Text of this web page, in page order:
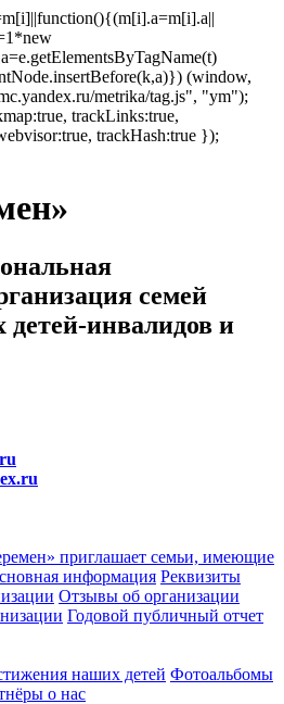
(window,
metrika/tag.js", "ym");
trackLinks:true,
trackHash:true });
семей
инвалидов и
приглашает семьи, имеющие
информация Реквизиты
Отзывы об организации
Годовой публичный отчет
наших детей Фотоальбомы
о нас